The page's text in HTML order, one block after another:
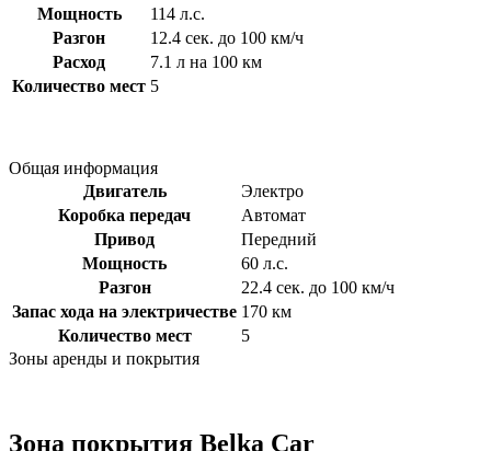
Мощность
114 л.с.
Разгон
12.4 сек. до 100 км/ч
Расход
7.1 л на 100 км
Количество мест 5
Общая информация
Двигатель
Электро
Коробка передач
Автомат
Привод
Передний
Мощность
60 л.с.
Разгон
22.4 сек. до 100 км/ч
Запас хода на электричестве 170 км
Количество мест
5
Зоны аренды и покрытия
Зона покрытия Belka Car